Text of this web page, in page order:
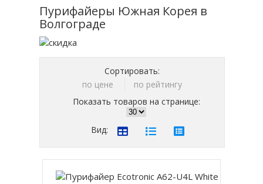
Пурифайеры Южная Корея в
Волгограде
Сортировать:
по цене
по рейтингу
Показать товаров на странице:
Вид: